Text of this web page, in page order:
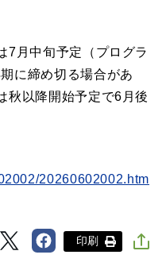
7月中旬予定（プログラ
に締め切る場合があ
秋以降開始予定で6月後
20260602002.htm
印刷